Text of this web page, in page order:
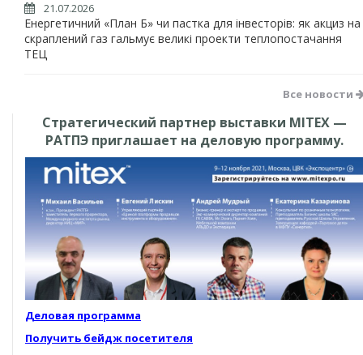
21.07.2026
Енергетичний «План Б» чи пастка для інвесторів: як акциз на
скраплений газ гальмує великі проекти теплопостачання
ТЕЦ
Все новости
Стратегический партнер выставки MITEX —
РАТПЭ приглашает на деловую программу.
Деловая программа
Получить бейдж посетителя